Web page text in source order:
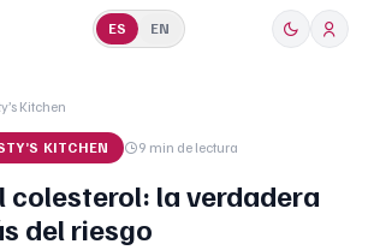
ES EN
Kitchen
KITCHEN 9 min de lectura
colesterol: la verdadera
del riesgo